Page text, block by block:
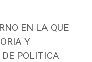
EN LA QUE
Y
POLITICA